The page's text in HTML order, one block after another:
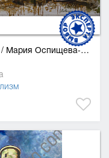
/ Мария Оспищева-Павлишин